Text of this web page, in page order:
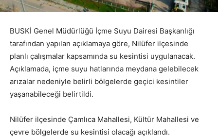
BUSKİ Genel Müdürlüğü İçme Suyu Dairesi Başkanlığı
tarafından yapılan açıklamaya göre, Nilüfer ilçesinde
planlı çalışmalar kapsamında su kesintisi uygulanacak.
Açıklamada, içme suyu hatlarında meydana gelebilecek
arızalar nedeniyle belirli bölgelerde geçici kesintiler
yaşanabileceği belirtildi.
Nilüfer ilçesinde Çamlıca Mahallesi, Kültür Mahallesi ve
çevre bölgelerde su kesintisi olacağı açıklandı.